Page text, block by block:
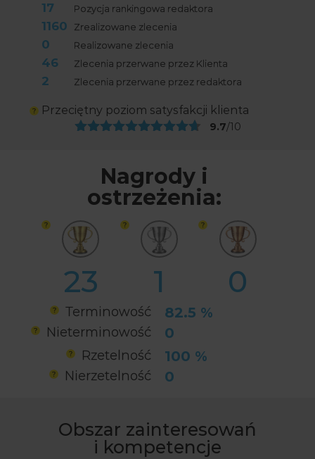
17 Pozycja rankingowa redaktora
1160 Zrealizowane zlecenia
0 Realizowane zlecenia
46 Zlecenia przerwane przez Klienta
2 Zlecenia przerwane przez redaktora
Przeciętny poziom satysfakcji klienta
9.7/10
Nagrody i
ostrzeżenia:
23 1 0
82.5 %
Terminowość
0
Nieterminowość
100 %
Rzetelność
0
Nierzetelność
Obszar zainteresowań
i kompetencje